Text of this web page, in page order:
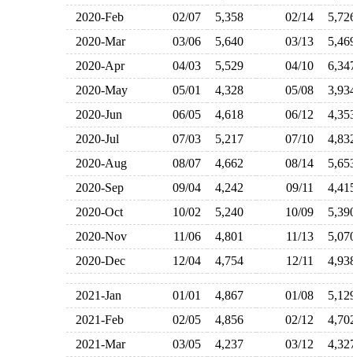
2020-Feb
02/07 5,358 02/14
2020-Mar
03/06 5,640 03/13
2020-Apr
04/03 5,529 04/10
2020-May
05/01 4,328 05/08
2020-Jun
06/05 4,618 06/12
2020-Jul
07/03 5,217 07/10
2020-Aug
08/07 4,662 08/14
2020-Sep
09/04 4,242 09/11
2020-Oct
10/02 5,240 10/09
2020-Nov
11/06 4,801 11/13
2020-Dec
12/04 4,754 12/11
2021-Jan 01/01 4,867 01/08
2021-Feb
02/05 4,856 02/12
2021-Mar
03/05 4,237 03/12